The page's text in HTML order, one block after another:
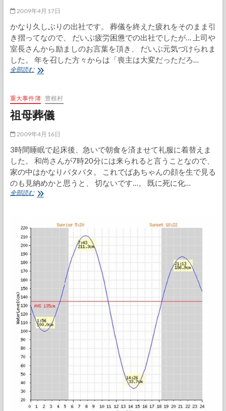
2009年4月17日
かなり久しぶりの出社です。 葬儀を終えた疲れをそのまま引
き摺ってなので、 だいぶ疲労困憊での出社でしたが… 上司や
室長さんから励ましのお言葉を頂き、 だいぶ元気づけられま
した。 年を召した方々からは「喪主は大変だっただろ…
全部読む一
け
会
社
重大事件簿 豊根村
祖母葬儀
2009年4月16日
3時間睡眠で起床後、急いで朝食を済ませて礼服に着替えま
した。 和尚さんが7時20分には来られると言うことなので、
家の中はかなりバタバタ。 これでばあちゃんの顔を生で見る
のも見納めかと思うと、 切ないです…。 既に死に化…
全部読む祖